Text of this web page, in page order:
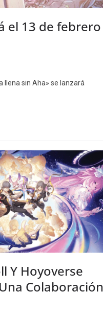
el 13 de febrero
llena sin Aha» se lanzará
Y Hoyoverse
Colaboración